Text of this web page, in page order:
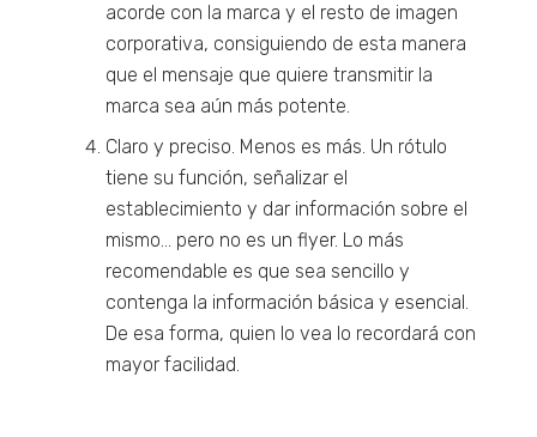
acorde con la marca y el resto de imagen
corporativa, consiguiendo de esta manera
que el mensaje que quiere transmitir la
marca sea aún más potente.
Claro y preciso. Menos es más. Un rótulo
tiene su función, señalizar el
establecimiento y dar información sobre el
mismo… pero no es un flyer. Lo más
recomendable es que sea sencillo y
contenga la información básica y esencial.
De esa forma, quien lo vea lo recordará con
mayor facilidad.